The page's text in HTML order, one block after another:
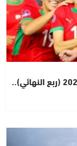
كأس أمم إفريقيا للسيدات – المغرب 2026 (ربع النهائي)..